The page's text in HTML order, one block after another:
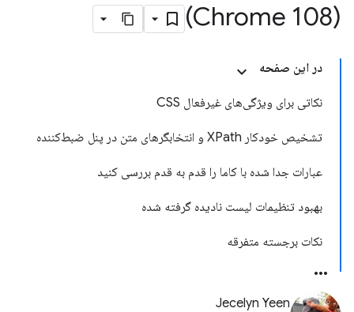
(Chrome 108)
در این صفحه
نکاتی برای ویژگی‌های غیرفعال CSS
تشخیص خودکار XPath و انتخابگرهای متن در پنل ضبط‌کننده
عبارات جدا شده با کاما را قدم به قدم بررسی کنید
بهبود تنظیمات لیست نادیده گرفته شده
نکات برجسته متفرقه
Jecelyn Yeen